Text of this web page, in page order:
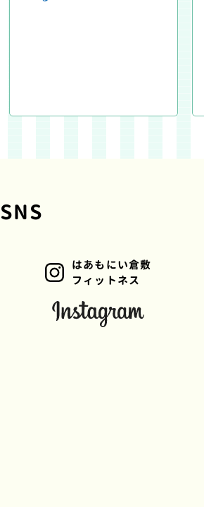
SNS
はあもにい倉敷
フィットネス